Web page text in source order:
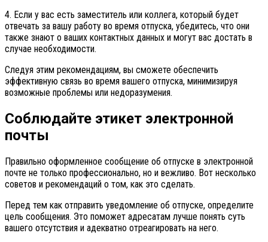
4. Если у вас есть заместитель или коллега, который будет
отвечать за вашу работу во время отпуска, убедитесь, что они
также знают о ваших контактных данных и могут вас достать в
случае необходимости.
Следуя этим рекомендациям, вы сможете обеспечить
эффективную связь во время вашего отпуска, минимизируя
возможные проблемы или недоразумения.
Соблюдайте этикет электронной
почты
Правильно оформленное сообщение об отпуске в электронной
почте не только профессионально, но и вежливо. Вот несколько
советов и рекомендаций о том, как это сделать.
Перед тем как отправить уведомление об отпуске, определите
цель сообщения. Это поможет адресатам лучше понять суть
вашего отсутствия и адекватно отреагировать на него.